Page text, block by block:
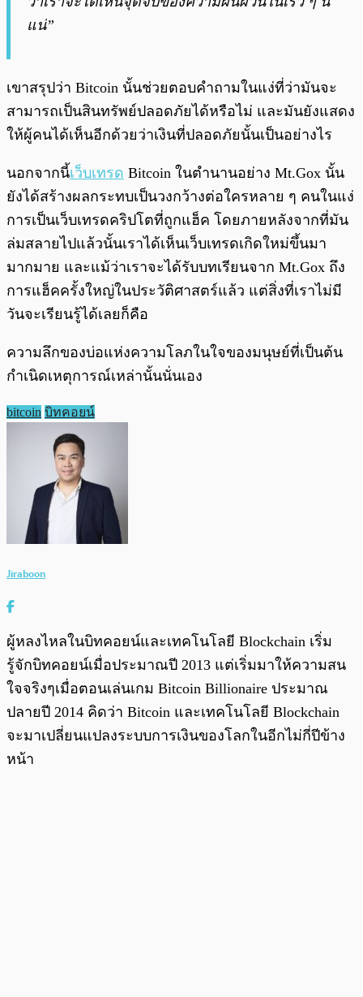
แน่”
เขาสรุปว่า Bitcoin นั้นช่วยตอบคำถามในแง่ที่ว่ามันจะ
สามารถเป็นสินทรัพย์ปลอดภัยได้หรือไม่ และมันยังแสดง
ให้ผู้คนได้เห็นอีกด้วยว่าเงินที่ปลอดภัยนั้นเป็นอย่างไร
นอกจากนี้เว็บเทรด Bitcoin ในตำนานอย่าง Mt.Gox นั้น
ยังได้สร้างผลกระทบเป็นวงกว้างต่อใครหลาย ๆ คนในแง่
การเป็นเว็บเทรดคริปโตที่ถูกแฮ็ค โดยภายหลังจากที่มัน
ล่มสลายไปแล้วนั้นเราได้เห็นเว็บเทรดเกิดใหม่ขึ้นมา
มากมาย และแม้ว่าเราจะได้รับบทเรียนจาก Mt.Gox ถึง
การแฮ็คครั้งใหญ่ในประวัติศาสตร์แล้ว แต่สิ่งที่เราไม่มี
วันจะเรียนรู้ได้เลยก็คือ
ความลึกของบ่อแห่งความโลภในใจของมนุษย์ที่เป็นต้น
กำเนิดเหตุการณ์เหล่านั้นนั่นเอง
bitcoin บิทคอยน์
Jiraboon
ผู้หลงไหลในบิทคอยน์และเทคโนโลยี Blockchain เริ่ม
รู้จักบิทคอยน์เมื่อประมาณปี 2013 แต่เริ่มมาให้ความสน
ใจจริงๆเมื่อตอนเล่นเกม Bitcoin Billionaire ประมาณ
ปลายปี 2014 คิดว่า Bitcoin และเทคโนโลยี Blockchain
จะมาเปลี่ยนแปลงระบบการเงินของโลกในอีกไม่กี่ปีข้าง
หน้า